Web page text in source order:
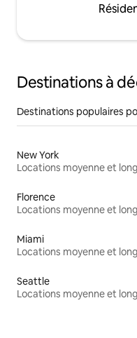
Destinations à
Destinations populaires
New York
Florence
Miami
Seattle